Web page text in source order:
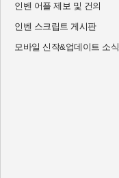
인벤 어플 제보 및 건의
인벤 스크립트 게시판
모바일 신작&업데이트 소식